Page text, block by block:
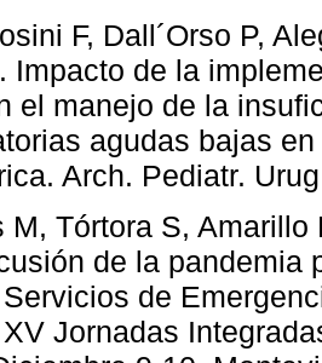
F, Dall´Orso P,
Impacto de la
el manejo de la
agudas bajas
Arch. Pediatr.
M, Tórtora S,
de la pandemia
de
Jornadas